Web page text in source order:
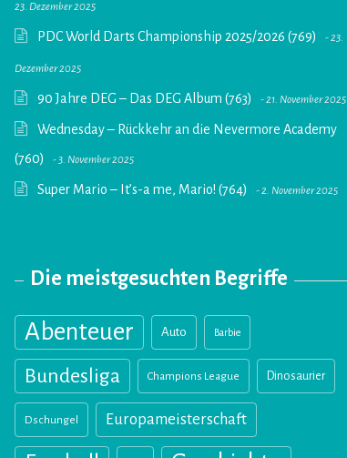
23. Dezember 2025
PDC World Darts Championship 2025/2026 (769) 23.
Dezember 2025
90 Jahre DEG – Das DEG Album (763) 21. November 2025
Wednesday – Rückkehr an die Nevermore Academy
(760)
3. November 2025
Super Mario – It’s-a me, Mario! (764) 2. November 2025
Die meistgesuchten Begriffe
Abenteuer Auto Barbie
Bundesliga Champions League Dinosaurier
Dschungel Europameisterschaft